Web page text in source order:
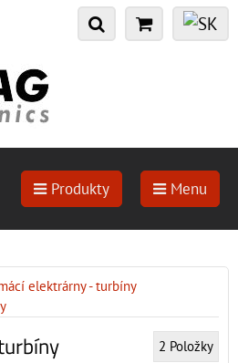
Produkty Menu
elektrárny - turbíny
2 Položky